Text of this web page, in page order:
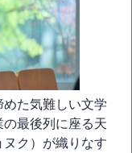
た気難しい文学
最後列に座る天
ク）が織りなす